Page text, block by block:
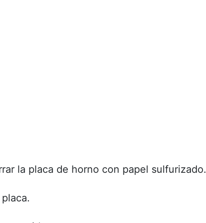
la placa de horno con papel sulfurizado.